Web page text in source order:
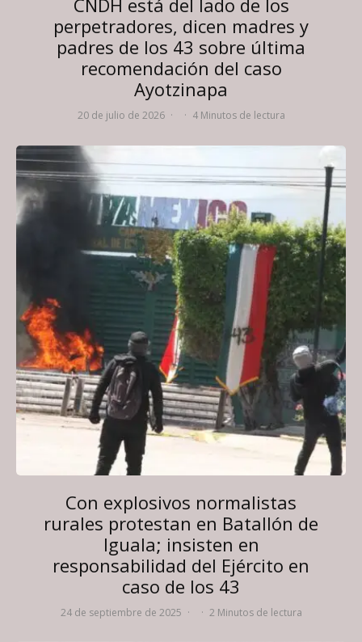
CNDH está del lado de los
perpetradores, dicen madres y
padres de los 43 sobre última
recomendación del caso
Ayotzinapa
20 de julio de 2026 · · 4 Minutos de lectura
Con explosivos normalistas
rurales protestan en Batallón de
Iguala; insisten en
responsabilidad del Ejército en
caso de los 43
24 de septiembre de 2025 · · 2 Minutos de lectura